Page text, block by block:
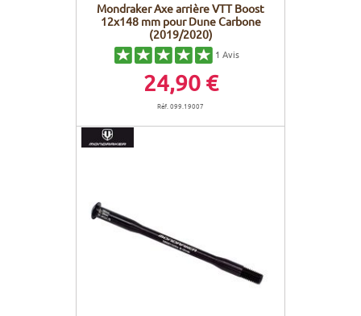
Mondraker Axe arrière VTT Boost
12x148 mm pour Dune Carbone
(2019/2020)
1 Avis
24,90 €
Réf. 099.19007